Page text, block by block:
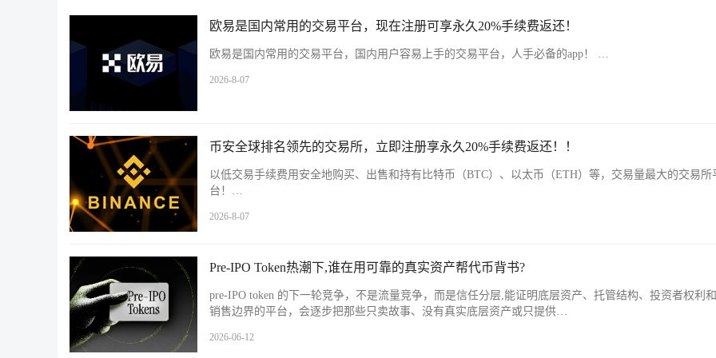
欧易是国内常用的交易平台，现在注册可享永久20%手续费返还！
欧易是国内常用的交易平台，国内用户容易上手的交易平台，人手必备的app！ …
2026-8-07
币安全球排名领先的交易所，立即注册享永久20%手续费返还！！
以低交易手续费用安全地购买、出售和持有比特币（BTC）、以太币（ETH）等，交易量最大的交易所
台！…
2026-8-07
Pre-IPO Token热潮下,谁在用可靠的真实资产帮代币背书?
pre-IPO token 的下一轮竞争，不是流量竞争，而是信任分层,能证明底层资产、托管结构、投资者权利
销售边界的平台，会逐步把那些只卖故事、没有真实底层资产或只提供…
2026-06-12